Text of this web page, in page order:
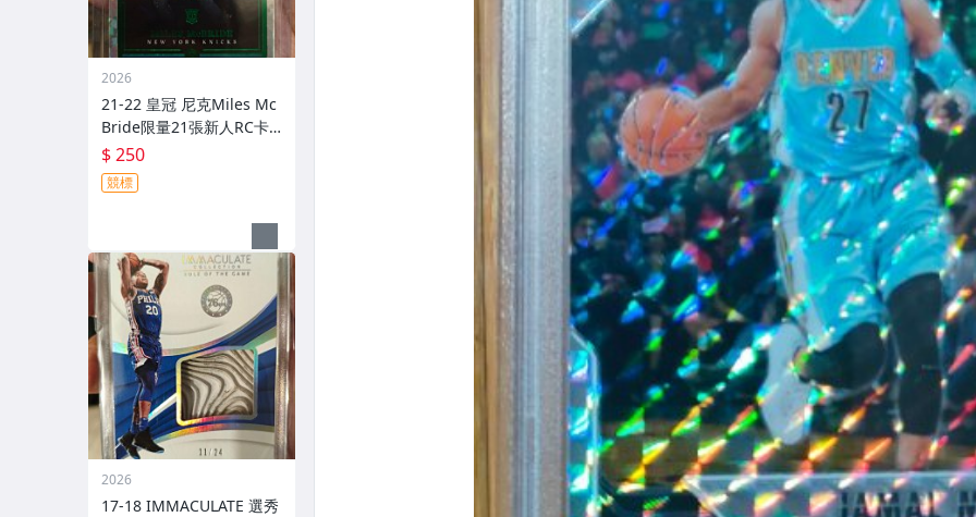
2026
21-22 皇冠 尼克Miles Mc
Bride限量21張新人RC卡~
看漲中(NO Patch 鑑定 球
衣 簽名）
$ 250
競標
2026
17-18 IMMACULATE 選秀